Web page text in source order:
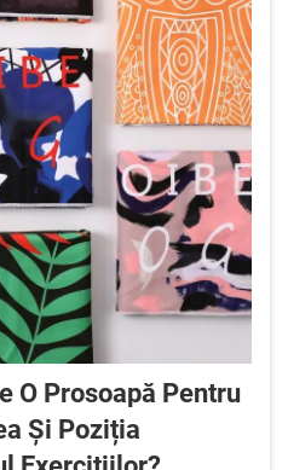
O Prosoapă Pentru
Și Poziția